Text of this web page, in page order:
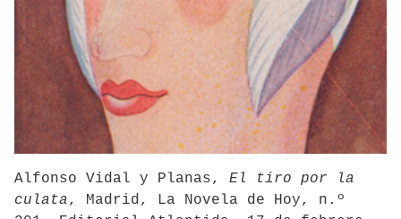
Alfonso Vidal y Planas, El tiro por la
culata, Madrid, La Novela de Hoy, n.º